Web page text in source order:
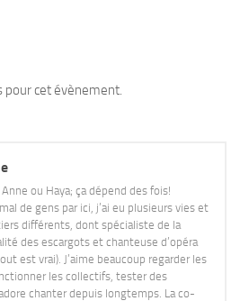
pour cet évènement.
Anne ou Haya; ça dépend des fois!
de gens par ici, j’ai eu plusieurs vies et
différents, dont spécialiste de la
des escargots et chanteuse d’opéra
est vrai). J’aime beaucoup regarder les
les collectifs, tester des
chanter depuis longtemps. La co-